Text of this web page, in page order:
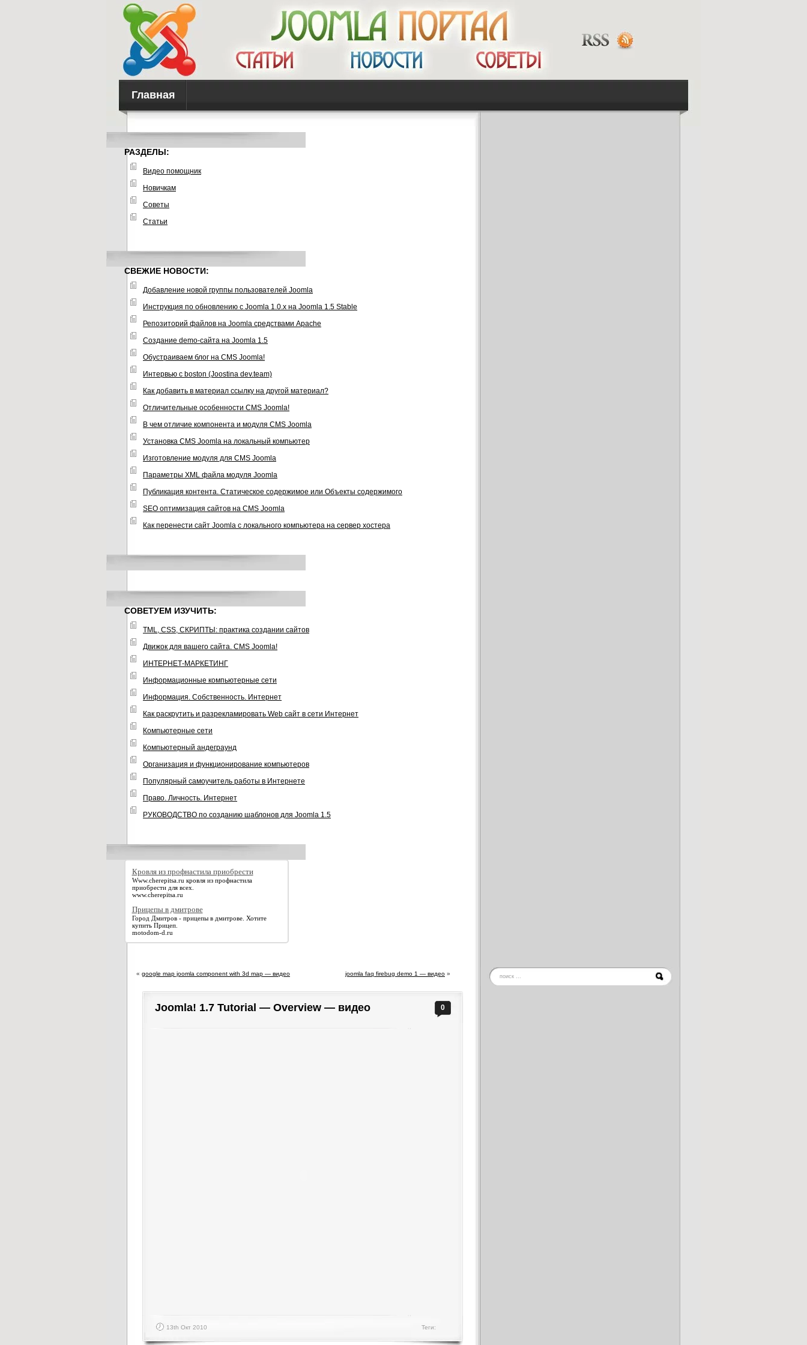
Главная
РАЗДЕЛЫ:
Видео помощник
Новичкам
Советы
Статьи
СВЕЖИЕ НОВОСТИ:
Добавление новой группы пользователей Joomla
Инструкция по обновлению с Joomla 1.0.x на Joomla 1.5 Stable
Репозиторий файлов на Joomla средствами Apache
Создание demo-сайта на Joomla 1.5
Обустраиваем блог на CMS Joomla!
Интервью с boston (Joostina dev.team)
Как добавить в материал ссылку на другой материал?
Отличительные особенности CMS Joomla!
В чем отличие компонента и модуля CMS Joomla
Установка CMS Joomla на локальный компьютер
Изготовление модуля для CMS Joomla
Параметры XML файла модуля Joomla
Публикация контента. Статическое содержимое или Объекты содержимого
SEO оптимизация сайтов на CMS Joomla
Как перенести сайт Joomla с локального компьютера на сервер хостера
СОВЕТУЕМ ИЗУЧИТЬ:
TML, CSS, СКРИПТЫ: практика создании сайтов
Движок для вашего сайта. CMS Joomla!
ИНТЕРНЕТ-МАРКЕТИНГ
Информационные компьютерные сети
Информация. Собственность. Интернет
Как раскрутить и разрекламировать Web сайт в сети Интернет
Компьютерные сети
Компьютерный андеграунд
Организация и функционирование компьютеров
Популярный самоучитель работы в Интернете
Право. Личность. Интернет
РУКОВОДСТВО по созданию шаблонов для Joomla 1.5
Кровля из профнастила приобрести
Www.cherepitsa.ru кровля из профнастила
приобрести для всех.
www.cherepitsa.ru
Прицепы в дмитрове
Город Дмитров - прицепы в дмитрове. Хотите
купить Прицеп.
motodom-d.ru
« google map joomla component with 3d map — видео joomla faq firebug demo 1 — видео »
Joomla! 1.7 Tutorial — Overview — видео 0
13th Окт 2010 Теги: